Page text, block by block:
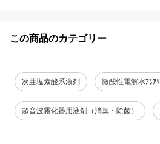
この商品のカテゴリー
次亜塩素酸系液剤 微酸性電解水ｱｸｱ
超音波霧化器用液剤（消臭・除菌）